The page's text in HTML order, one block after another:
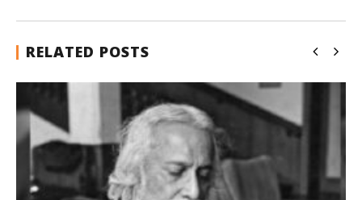
RELATED POSTS